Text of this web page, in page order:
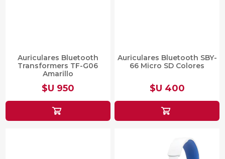
Auriculares Bluetooth
Transformers TF-G06
Amarillo
$U 950
Auriculares Bluetooth SBY-
66 Micro SD Colores
$U 400